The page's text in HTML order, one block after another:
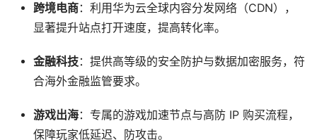
跨境电商：利用华为云全球内容分发网络（CDN），
显著提升站点打开速度，提高转化率。
金融科技：提供高等级的安全防护与数据加密服务，符
合海外金融监管要求。
游戏出海：专属的游戏加速节点与高防 IP 购买流程，
保障玩家低延迟、防攻击。